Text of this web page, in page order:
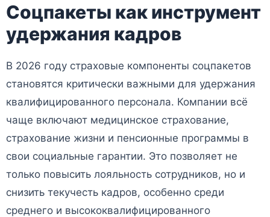
Соцпакеты как инструмент
удержания кадров
В 2026 году страховые компоненты соцпакетов
становятся критически важными для удержания
квалифицированного персонала. Компании всё
чаще включают медицинское страхование,
страхование жизни и пенсионные программы в
свои социальные гарантии. Это позволяет не
только повысить лояльность сотрудников, но и
снизить текучесть кадров, особенно среди
среднего и высококвалифицированного